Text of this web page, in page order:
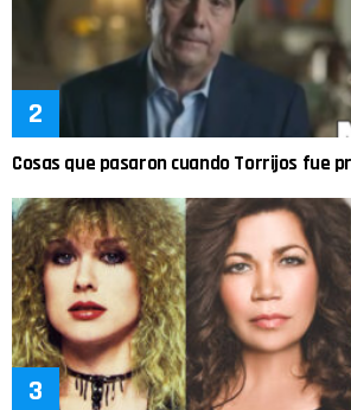
Cosas que pasaron cuando Torrijos fue